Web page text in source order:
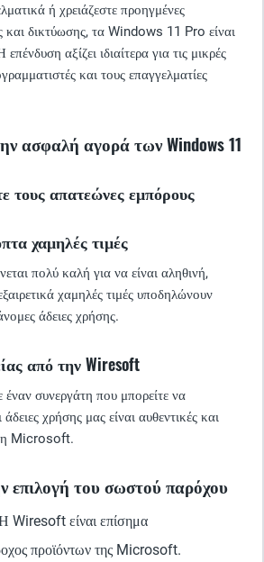
ή χρειάζεστε προηγμένες
και δικτύωσης, τα Windows 11 Pro είναι
αξίζει ιδιαίτερα για τις μικρές
και τους επαγγελματίες
ασφαλή αγορά των Windows 11
τους απατεώνες εμπόρους
χαμηλές τιμές
πολύ καλή για να είναι αληθινή,
χαμηλές τιμές υποδηλώνουν
άδειες χρήσης.
από την Wiresoft
συνεργάτη που μπορείτε να
άδειες χρήσης μας είναι αυθεντικές και
Microsoft.
επιλογή του σωστού παρόχου
Wiresoft είναι επίσημα
προϊόντων της Microsoft.